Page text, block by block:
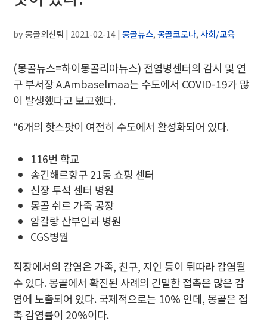
by몽골외신팀 | 2021-02-14|몽골뉴스,몽골코로나,사회/교육
(몽골뉴스=하이몽골리아뉴스) 전염병센터의 감시 및 연
구 부서장 A.Ambaselmaa는 수도에서 COVID-19가 많
이 발생했다고 보고했다.
“6개의 핫스팟이 여전히 수도에서 활성화되어 있다.
116번 학교
송긴해르항구 21동 쇼핑 센터
신장 투석 센터 병원
몽골 쉬르 가죽 공장
암갈랑 산부인과 병원
CGS병원
직장에서의 감염은 가족, 친구, 지인 등이 뒤따라 감염될
수 있다. 몽골에서 확진된 사례의 긴밀한 접촉은 많은 감
염에 노출되어 있다. 국제적으로는 10% 인데, 몽골은 접
촉 감염률이 20%이다.